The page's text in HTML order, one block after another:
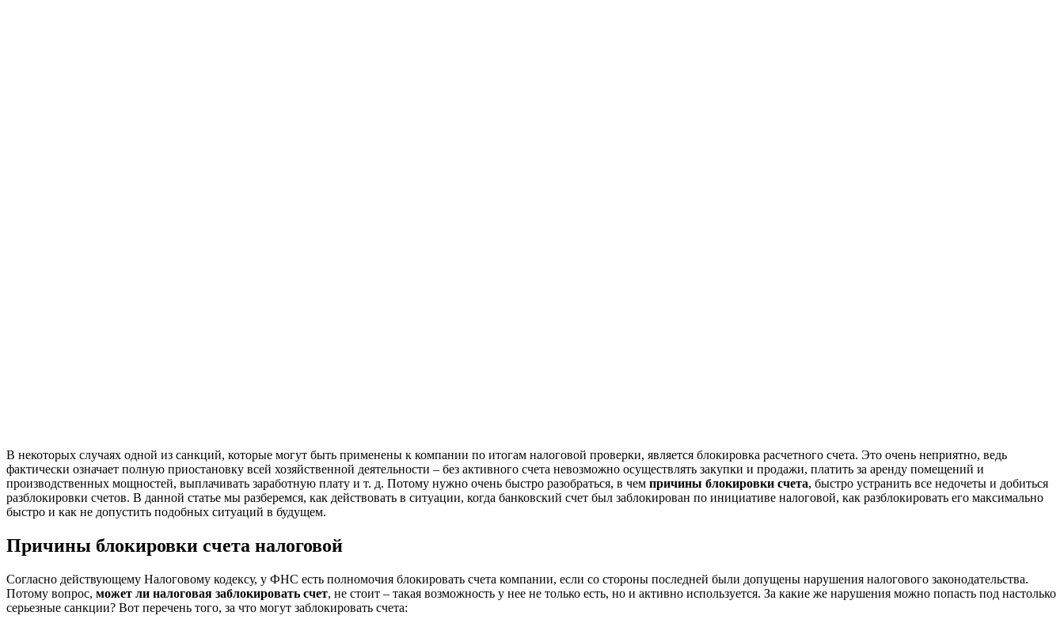
В некоторых случаях одной из санкций, которые могут быть применены к компании по итогам налоговой проверки, является блокировка расчетного счета. Это очень неприятно, ведь
фактически означает полную приостановку всей хозяйственной деятельности – без активного счета невозможно осуществлять закупки и продажи, платить за аренду помещений и
производственных мощностей, выплачивать заработную плату и т. д. Потому нужно очень быстро разобраться, в чем причины блокировки счета, быстро устранить все недочеты и добиться
разблокировки счетов. В данной статье мы разберемся, как действовать в ситуации, когда банковский счет был заблокирован по инициативе налоговой, как разблокировать его максимально
быстро и как не допустить подобных ситуаций в будущем.
Причины блокировки счета налоговой
Согласно действующему Налоговому кодексу, у ФНС есть полномочия блокировать счета компании, если со стороны последней были допущены нарушения налогового законодательства.
Потому вопрос, может ли налоговая заблокировать счет, не стоит – такая возможность у нее не только есть, но и активно используется. За какие же нарушения можно попасть под настолько
серьезные санкции? Вот перечень того, за что могут заблокировать счета: